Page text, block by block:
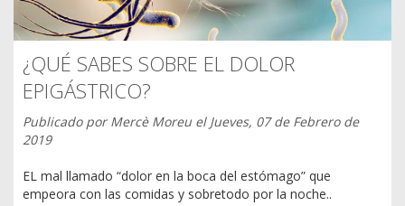
¿QUÉ SABES SOBRE EL DOLOR
EPIGÁSTRICO?
Publicado porMercè Moreu el Jueves, 07 de Febrero de
2019
EL mal llamado “dolor en la boca del estómago” que
empeora con las comidas y sobretodo por la noche..